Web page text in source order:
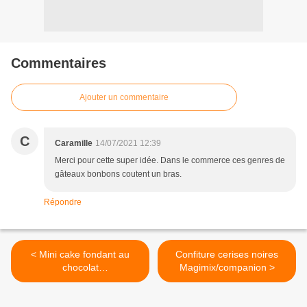
Commentaires
Ajouter un commentaire
C Caramille 14/07/2021 12:39
Merci pour cette super idée. Dans le commerce ces genres de
gâteaux bonbons coutent un bras.
Répondre
< Mini cake fondant au
chocolat
Magimix/Companion
Confiture cerises noires
Magimix/companion >